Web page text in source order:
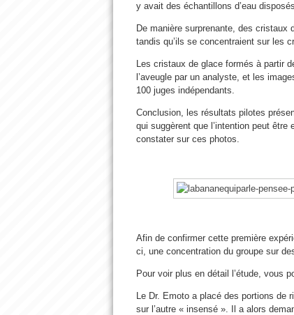
y avait des échantillons d’eau
De manière surprenante, des cristaux
tandis qu’ils se concentraient sur les
Les cristaux de glace formés à partir
l’aveugle par un analyste, et les
100 juges indépendants.
Conclusion, les résultats pilotes
qui suggèrent que l’intention peut être
constater sur ces photos.
Afin de confirmer cette première
ci, une concentration du groupe sur
Pour voir plus en détail l’étude, vous
Le Dr. Emoto a placé des portions de
sur l’autre « insensé ». Il a alors